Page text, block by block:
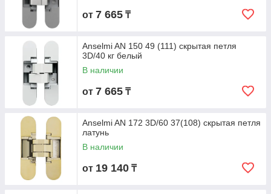
от 7 665 ₸
Anselmi AN 150 49 (111) скрытая петля
3D/40 кг белый
В наличии
от 7 665 ₸
Anselmi AN 172 3D/60 37(108) скрытая петля
латунь
В наличии
от 19 140 ₸